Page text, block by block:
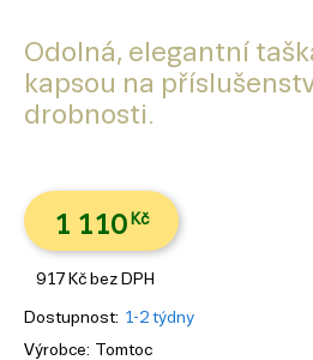
Odolná, elegantní
kapsou na
drobnosti.
1 110 Kč
917 Kč bez DPH
Dostupnost 1-2 týdny
Výrobce Tomtoc